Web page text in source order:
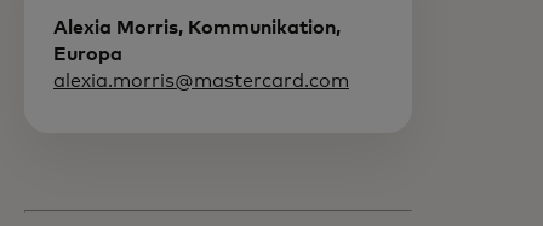
Alexia Morris, Kommunikation,
Europa
alexia.morris@mastercard.com